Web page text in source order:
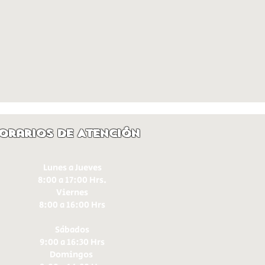
de Atención
Lunes a Jueves
8:00 a 17:00 Hrs.
Viernes
8:00 a 16:00 Hrs​
Sábados
9:00 a 16:30 Hrs
Domingos